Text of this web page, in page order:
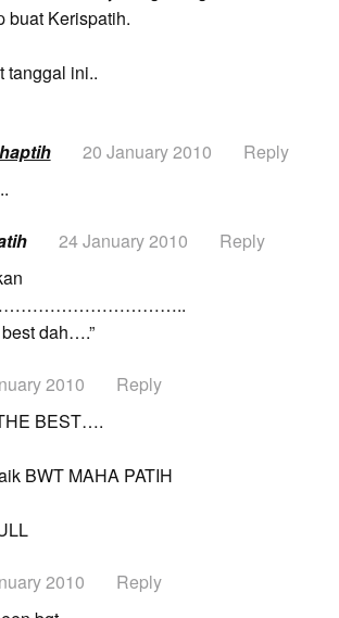
buat Kerispatih.
tanggal ini..
20 January 2010
Reply
24 January 2010
Reply
dah….”
2010
Reply
BEST….
BWT MAHA PATIH
2010
Reply